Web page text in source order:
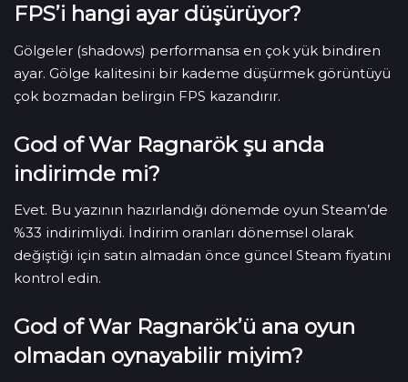
FPS’i hangi ayar düşürüyor?
Gölgeler (shadows) performansa en çok yük bindiren
ayar. Gölge kalitesini bir kademe düşürmek görüntüyü
çok bozmadan belirgin FPS kazandırır.
God of War Ragnarök şu anda
indirimde mi?
Evet. Bu yazının hazırlandığı dönemde oyun Steam’de
%33 indirimliydi. İndirim oranları dönemsel olarak
değiştiği için satın almadan önce güncel Steam fiyatını
kontrol edin.
God of War Ragnarök’ü ana oyun
olmadan oynayabilir miyim?